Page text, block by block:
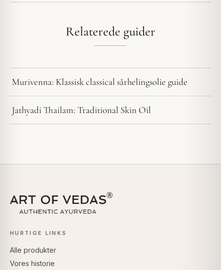
Relaterede guider
Murivenna: Klassisk classical sårhelingsolie guide
Jathyadi Thailam: Traditional Skin Oil
HURTIGE LINKS
Alle produkter
Vores historie